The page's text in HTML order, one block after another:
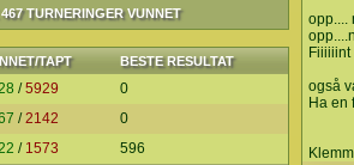
TURNERINGER VUNNET
TAPT BESTE RESULTAT
/5929
0
/2142
0
/ 1573 596
opp....
Fiiiiiint
også
Ha en